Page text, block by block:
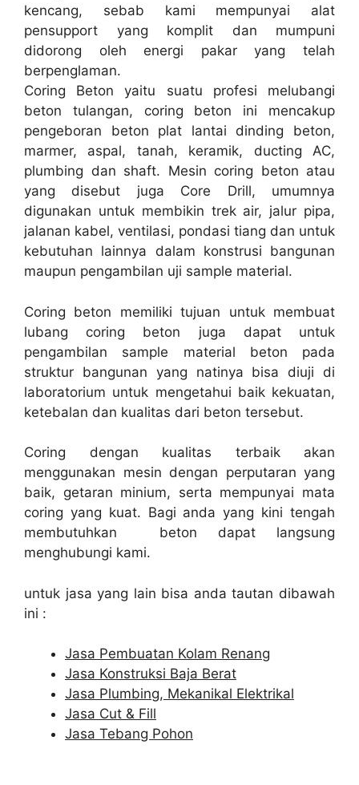
kencang, sebab kami mempunyai alat
pensupport yang komplit dan mumpuni
didorong oleh energi pakar yang telah
berpenglaman.
Coring Beton yaitu suatu profesi melubangi
beton tulangan, coring beton ini mencakup
pengeboran beton plat lantai dinding beton,
marmer, aspal, tanah, keramik, ducting AC,
plumbing dan shaft. Mesin coring beton atau
yang disebut juga Core Drill, umumnya
digunakan untuk membikin trek air, jalur pipa,
jalanan kabel, ventilasi, pondasi tiang dan untuk
kebutuhan lainnya dalam konstrusi bangunan
maupun pengambilan uji sample material.
Coring beton memiliki tujuan untuk membuat
lubang coring beton juga dapat untuk
pengambilan sample material beton pada
struktur bangunan yang natinya bisa diuji di
laboratorium untuk mengetahui baik kekuatan,
ketebalan dan kualitas dari beton tersebut.
Coring dengan kualitas terbaik akan
menggunakan mesin dengan perputaran yang
baik, getaran minium, serta mempunyai mata
coring yang kuat. Bagi anda yang kini tengah
membutuhkan beton dapat langsung
menghubungi kami.
untuk jasa yang lain bisa anda tautan dibawah
ini :
Jasa Pembuatan Kolam Renang
Jasa Konstruksi Baja Berat
Jasa Plumbing, Mekanikal Elektrikal
Jasa Cut & Fill
Jasa Tebang Pohon